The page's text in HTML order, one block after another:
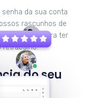
da sua conta
rascunhos de
interações para ter
retrabalho.
do seu
mais